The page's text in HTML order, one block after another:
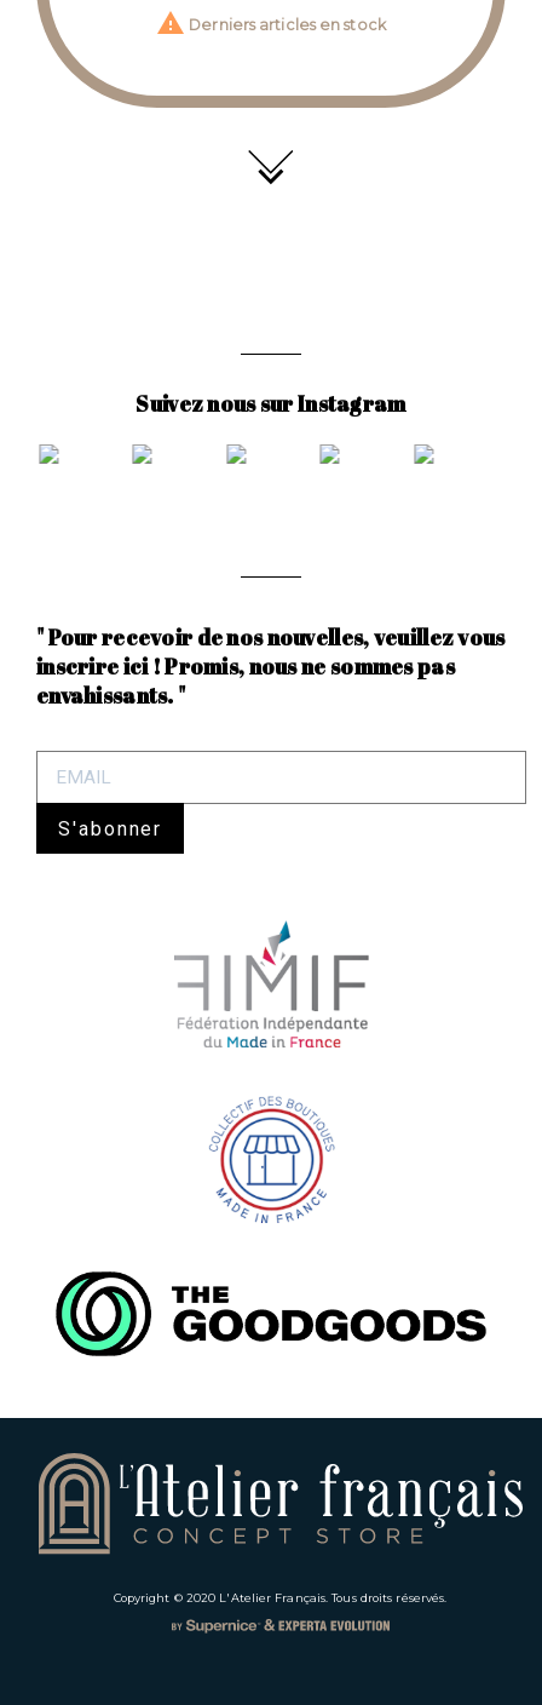
 Derniers articles en stock
Suivez nous sur Instagram
" Pour recevoir de nos nouvelles, veuillez vous
inscrire ici ! Promis, nous ne sommes pas
envahissants. "
S'abonner
Copyright © 2020 L'Atelier Français . Tous droits réservés.